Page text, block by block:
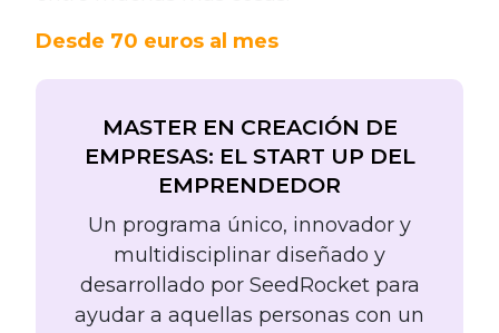
Desde 70 euros al mes
MASTER EN CREACIÓN DE
EMPRESAS: EL START UP DEL
EMPRENDEDOR
Un programa único, innovador y
multidisciplinar diseñado y
desarrollado por SeedRocket para
ayudar a aquellas personas con un